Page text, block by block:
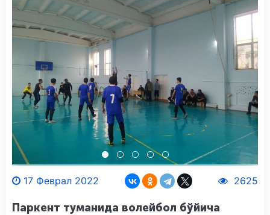
17 Феврал 2022 2625
Паркент туманида волейбол бўйича